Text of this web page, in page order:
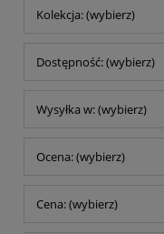
Kolekcja: (wybierz)
Dostępność: (wybierz)
Wysyłka w: (wybierz)
Ocena: (wybierz)
Cena: (wybierz)